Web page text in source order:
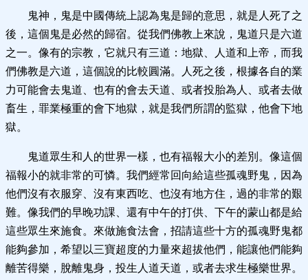
鬼神，鬼是中國傳統上認為鬼是歸的意思，就是人死了之
後，這個鬼是必然的歸宿。從我們佛教上來說，鬼道只是六道
之一。像有的宗教，它就只有三道：地獄、人道和上帝，而我
們佛教是六道，這個說的比較圓滿。人死之後，根據各自的業
力可能會去鬼道、也有的會去天道、或者投胎為人、或者去做
畜生，罪業極重的會下地獄，就是我們所謂的監獄，他會下地
獄。
鬼道眾生和人的世界一樣，也有福報大小的差別。像這個
福報小的就非常的可憐。我們經常回向給這些孤魂野鬼，因為
他們沒有衣服穿、沒有東西吃、也沒有地方住，過的非常的艱
難。像我們的早晚功課、還有中午的打供、下午的蒙山都是給
這些眾生來施食。來做施食法會，招請這些十方的孤魂野鬼都
能夠參加，希望以三寶超度的力量來超拔他們，能讓他們能夠
離苦得樂，脫離鬼身，投生人道天道，或者去求生極樂世界。